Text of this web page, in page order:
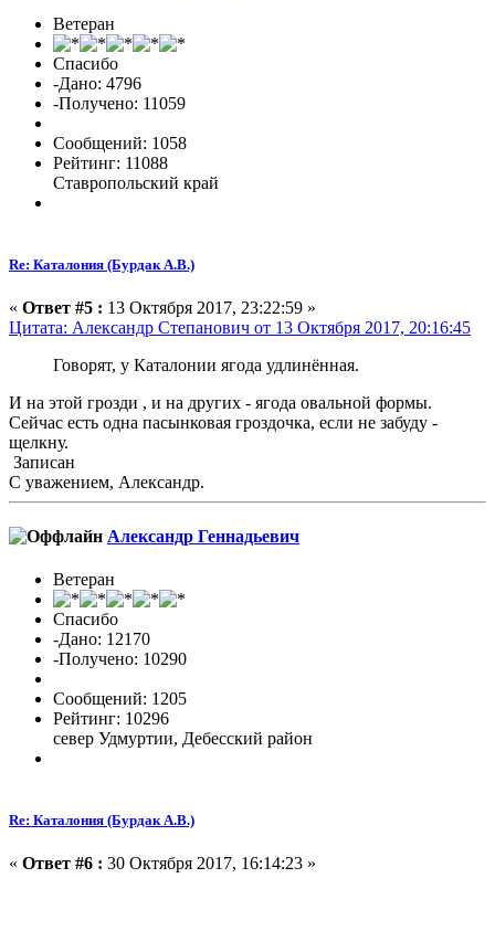
Ветеран
Спасибо
-Дано: 4796
-Получено: 11059
Сообщений: 1058
Рейтинг: 11088
Ставропольский край
Re: Каталония (Бурдак А.В.)
« Ответ #5 : 13 Октября 2017, 23:22:59 »
Цитата: Александр Cтепанович от 13 Октября 2017, 20:16:45
Говорят, у Каталонии ягода удлинённая.
И на этой грозди , и на других - ягода овальной формы.
Сейчас есть одна пасынковая гроздочка, если не забуду -
щелкну.
Записан
С уважением, Александр.
Александр Геннадьевич
Ветеран
Спасибо
-Дано: 12170
-Получено: 10290
Сообщений: 1205
Рейтинг: 10296
север Удмуртии, Дебесский район
Re: Каталония (Бурдак А.В.)
« Ответ #6 : 30 Октября 2017, 16:14:23 »